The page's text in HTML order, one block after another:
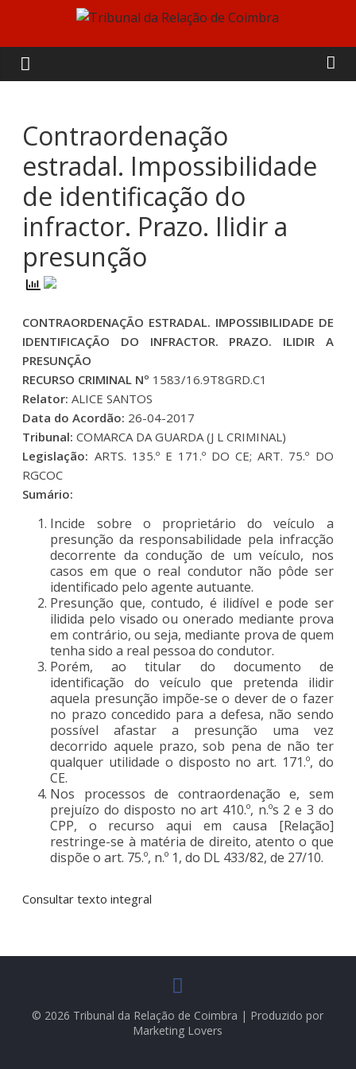
content
Tribunal
da
Relação
de
Coimbra
Contraordenação
estradal. Impossibilidade
de identificação do
infractor. Prazo. Ilidir a
presunção
CONTRAORDENAÇÃO ESTRADAL. IMPOSSIBILIDADE DE
IDENTIFICAÇÃO DO INFRACTOR. PRAZO. ILIDIR A
PRESUNÇÃO
RECURSO CRIMINAL Nº 1583/16.9T8GRD.C1
Relator: ALICE SANTOS
Data do Acordão: 26-04-2017
Tribunal:COMARCA DA GUARDA (J L CRIMINAL)
Legislação: ARTS. 135.º E 171.º DO CE; ART. 75.º DO
RGCOC
Sumário:
Incide sobre o proprietário do veículo a
presunção da responsabilidade pela infracção
decorrente da condução de um veículo, nos
casos em que o real condutor não pôde ser
identificado pelo agente autuante.
Presunção que, contudo, é ilidível e pode ser
ilidida pelo visado ou onerado mediante prova
em contrário, ou seja, mediante prova de quem
tenha sido a real pessoa do condutor.
Porém, ao titular do documento de
identificação do veículo que pretenda ilidir
aquela presunção impõe-se o dever de o fazer
no prazo concedido para a defesa, não sendo
possível afastar a presunção uma vez
decorrido aquele prazo, sob pena de não ter
qualquer utilidade o disposto no art. 171.º, do
CE.
Nos processos de contraordenação e, sem
prejuízo do disposto no art 410.º, n.ºs 2 e 3 do
CPP, o recurso aqui em causa [Relação]
restringe-se à matéria de direito, atento o que
dispõe o art. 75.º, n.º 1, do DL 433/82, de 27/10.
Consultar texto integral
© 2026 Tribunal da Relação de Coimbra | Produzido por
Marketing Lovers